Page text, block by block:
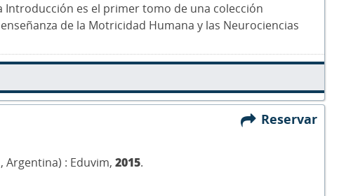
es el primer tomo de una colección
de la Motricidad Humana y las Neurociencias
Reservar
Argentina) : Eduvim, 2015.